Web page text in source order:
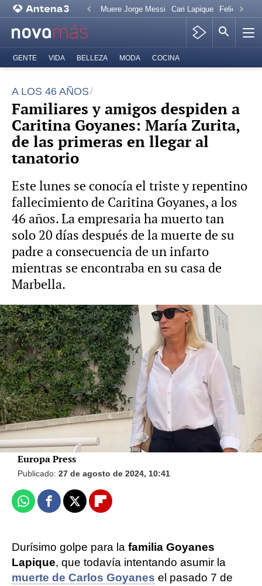
Muere Jorge Messi Cari Lapique Felicitación
GENTE VIDA BELLEZA MODA COCINA
A LOS 46 AÑOS
Familiares y amigos despiden a
Caritina Goyanes: María Zurita,
de las primeras en llegar al
tanatorio
Este lunes se conocía el triste y repentino
fallecimiento de Caritina Goyanes, a los
46 años. La empresaria ha muerto tan
solo 20 días después de la muerte de su
padre a consecuencia de un infarto
mientras se encontraba en su casa de
Marbella.
Vídeo: Europa Press Foto: Europa Press
Cari Lapique, en shock por la muerte de su
hija Caritina, llega a Málaga para
despedirse de ella
Europa Press
Publicado: 27 de agosto de 2024, 10:41
WhatsappFacebook
X Flipboard
Durísimo golpe para la familia Goyanes
Lapique, que todavía intentando asumir la
muerte de Carlos Goyanes el pasado 7 de